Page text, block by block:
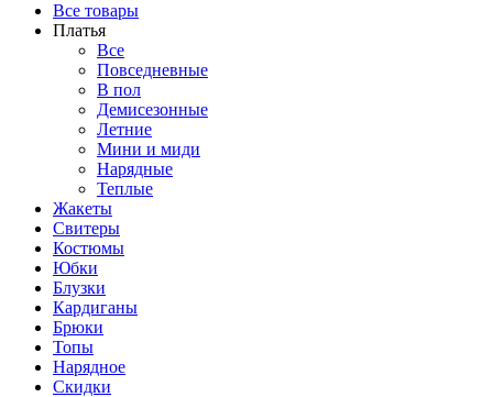
Все товары
Платья
Все
Повседневные
В пол
Демисезонные
Летние
Мини и миди
Нарядные
Теплые
Жакеты
Свитеры
Костюмы
Юбки
Блузки
Кардиганы
Брюки
Топы
Нарядное
Скидки